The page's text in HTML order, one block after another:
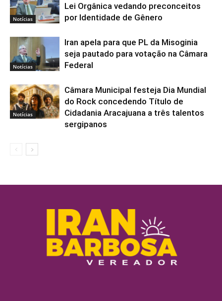
Notícias
Lei Orgânica vedando preconceitos
por Identidade de Gênero
Notícias
Iran apela para que PL da Misoginia
seja pautado para votação na Câmara
Federal
Notícias
Câmara Municipal festeja Dia Mundial
do Rock concedendo Título de
Cidadania Aracajuana a três talentos
sergipanos